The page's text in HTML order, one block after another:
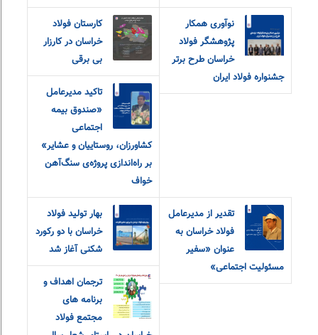
نوآوری همکار
پژوهشگر فولاد
خراسان طرح برتر
جشنواره فولاد ایران
کارستان فولاد
خراسان در کارزار
بی برقی
تاکید مدیرعامل
«صندوق بیمه‌
اجتماعی
کشاورزان، روستاییان و عشایر»
بر راه‌اندازی پروژه‌ی سنگ‌آهن
خواف
تقدیر از مدیرعامل
فولاد خراسان به
عنوان «سفیر
مسئولیت اجتماعی»
بهار تولید فولاد
خراسان با‌ دو رکورد
شکنی آغاز شد
ترجمان اهداف و
برنامه های
مجتمع فولاد